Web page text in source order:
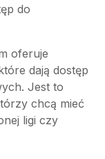
do
oferuje
dają dostęp
Jest to
chcą mieć
ligi czy